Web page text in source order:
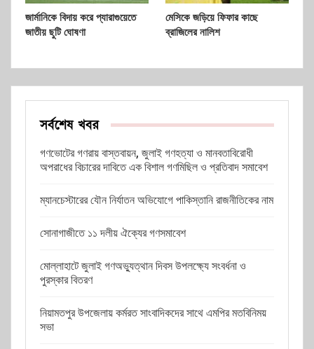
জার্মানিকে বিদায় করে প্যারাগুয়েতে
জাতীয় ছুটি ঘোষণা
মেসিকে জড়িয়ে ফিফার কাছে
ব্রাজিলের নালিশ
সর্বশেষ খবর
গণভোটের গণরায় বাস্তবায়ন, জুলাই গণহত্যা ও মানবতাবিরোধী
অপরাধের বিচারের দাবিতে এক বিশাল গণমিছিল ও প্রতিবাদ সমাবেশ
ম্যানচেস্টারের যৌন নির্যাতন অভিযোগে পাকিস্তানি রাজনীতিকের নাম
সোনাগাজীতে ১১ দলীয় ঐক্যের গণসমাবেশ
মোল্লাহাটে জুলাই গণঅভ্যুত্থান দিবস উপলক্ষ্যে সংবর্ধনা ও
পুরস্কার বিতরণ
নিয়ামতপুর উপজেলায় কর্মরত সাংবাদিকদের সাথে এমপির মতবিনিময়
সভা